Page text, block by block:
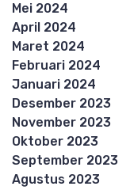
Mei 2024
April 2024
Maret 2024
Februari 2024
Januari 2024
Desember 2023
November 2023
Oktober 2023
September 2023
Agustus 2023